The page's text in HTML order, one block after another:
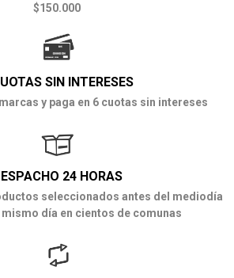
$150.000
SIN INTERESES
y paga en 6 cuotas sin intereses
24 HORAS
seleccionados antes del mediodía
día en cientos de comunas